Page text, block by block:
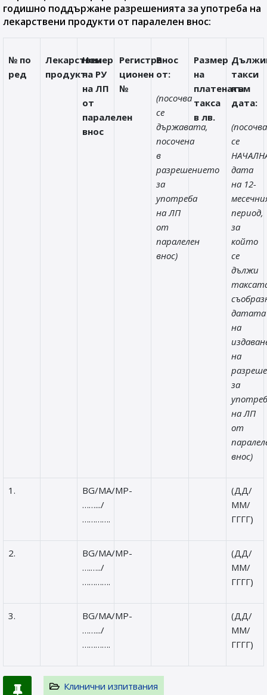
годишно поддържане разрешенията за употреба на
лекарствени продукти от паралелен внос:
№ по
ред
Лекарствен
продукт
Номер
на РУ
на ЛП
от
паралелен
внос
Регистра-
ционен
№
Внос
от:
(посочва
се
държавата,
посочена
в
разрешението
за
употреба
на ЛП
от
паралелен
внос)
Размер
на
платената
такса
в лв.
такси
към
дата:
(посочва
се
дата
на 12-
период,
за
който
се
дължи
датата
на
на
за
на ЛП
от
внос)
1.
BG/MA/MP-
…….../
………….
(ДД/
ММ/
ГГГГ)
2.
BG/MA/MP-
….…../
………….
(ДД/
ММ/
ГГГГ)
3.
BG/MA/MP-
…….../
………….
(ДД/
ММ/
ГГГГ)
Клинични изпитвания